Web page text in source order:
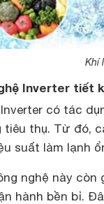
Khí
Inverter tiết
có tác
tiêu thụ. Từ đó,
suất làm lạnh
nghệ này còn
hành bền bỉ.